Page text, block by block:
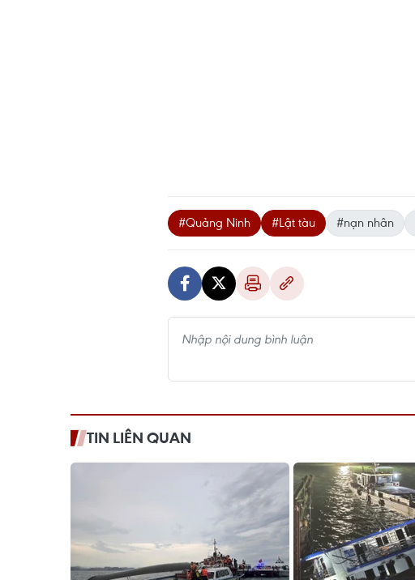
#Quảng Ninh #Lật tàu #nạn nhân
TIN LIÊN QUAN